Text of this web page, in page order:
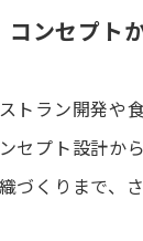
コンセプト
トラン開発や
セプト設計か
づくりまで、